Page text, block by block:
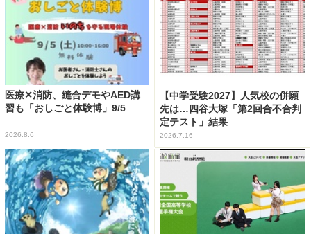
医療✕消防、縫合デモやAED講
習も「おしごと体験博」9/5
2026.8.6
【中学受験2027】人気校の併願
先は…四谷大塚「第2回合不合判
定テスト」結果
2026.7.16